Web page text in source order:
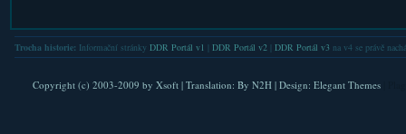
propojit váš dotykový telefon/tablet s nejdrsnější hudební
hrou beatmania IIDX? Pak mrkněte na...
IIDX 17 – songlist
stazeni a Downlaod...
Xsoftřekl
FAQ. Do nastaveni
Trocha historie: Informační stránky DDR Portál v1 DDR Portál v2| DDR Portál v3na v4 se právě
Copyright (c) 2003-2009 by Xsoft| Translation: By N2H| Design: Elegant Themes